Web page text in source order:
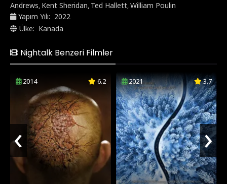
Andrews, Kent Sheridan, Ted Hallett,William Poulin
Yapım Yılı: 2022
Ülke: Kanada
Nightalk Benzeri Filmler
2014 6.2 2021 3.7
‹ ›